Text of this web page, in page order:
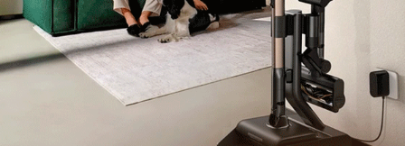
– удобное хранилище для владельцев
техники Apple, так как оно является частью
системы iOS и Mac OS. Его можно использовать